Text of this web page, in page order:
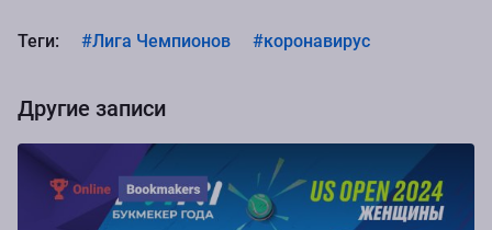
Теги: #Лига Чемпионов #коронавирус
Другие записи